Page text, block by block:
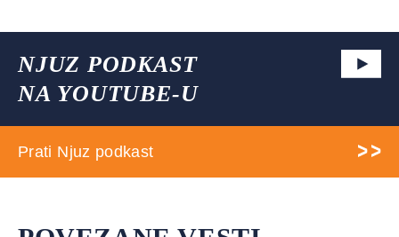
NJUZ PODKAST
NA YOUTUBE-U
Prati Njuz podkast